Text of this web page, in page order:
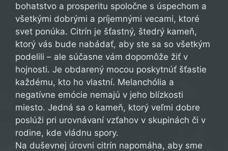
bohatstvo a prosperitu spoločne s úspechom a
všetkými dobrými a príjemnými vecami, ktoré
svet ponúka. Citrín je šťastný, štedrý kameň,
ktorý vás bude nabádať, aby ste sa so všetkým
podelili – ale súčasne vám dopomôže žiť v
hojnosti. Je obdarený mocou poskytnúť šťastie
každému, kto ho vlastní. Melanchólia a
negatívne emócie nemajú v jeho blízkosti
miesto. Jedná sa o kameň, ktorý veľmi dobre
poslúži pri urovnávaní vzťahov v skupinách či v
rodine, kde vládnu spory.
Na duševnej úrovni citrín napomáha, aby sme